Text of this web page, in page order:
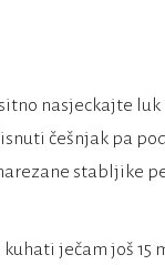
nasjeckajte
češnjak pa
stabljike
kuhati ječam još